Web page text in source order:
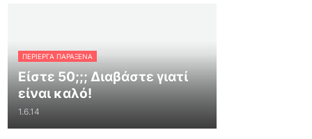
ΠΕΡΊΕΡΓΑ ΠΑΡΆΞΕΝΑ
Είστε 50;;; Διαβάστε γιατί
είναι καλό!
1.6.14